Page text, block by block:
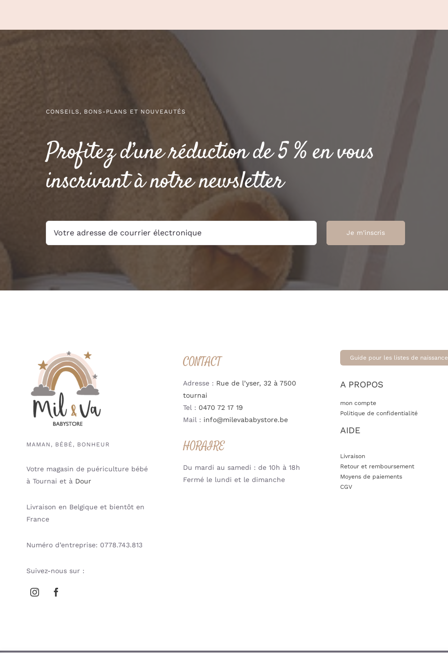
CONSEILS, BONS-PLANS ET NOUVEAUTÉS
Profitez d’une réduction de 5 % en vous
inscrivant à notre newsletter
MAMAN, BÉBÉ, BONHEUR
Votre magasin de puériculture bébé
à Tournai et à Dour
Livraison en Belgique et bientôt en
France
Numéro d’entreprise: 0778.743.813
Suivez-nous sur :
CONTACT
Adresse : Rue de l’yser, 32 à 7500
tournai
Tel : 0470 72 17 19
Mail : info@milevababystore.be
HORAIRE
Du mardi au samedi : de 10h à 18h
Fermé le lundi et le dimanche
Guide pour les listes de naissance
A PROPOS
mon compte
Politique de confidentialité
AIDE
Livraison
Retour et remboursement
Moyens de paiements
CGV